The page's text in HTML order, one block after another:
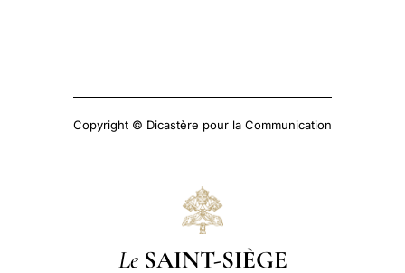
Copyright © Dicastère pour la Communication
Le SAINT-SIÈGE